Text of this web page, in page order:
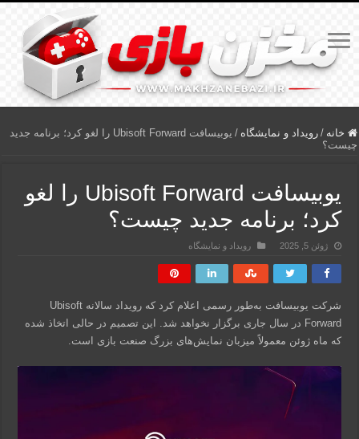
خانه / رویداد و نمایشگاه /
یوبیسافت Ubisoft Forward را لغو کرد؛ برنامه جدید
چیست؟
یوبیسافت Ubisoft Forward را لغو
کرد؛ برنامه جدید چیست؟
ژوئن 5, 2025 رویداد و نمایشگاه
شرکت یوبیسافت به‌طور رسمی اعلام کرد که رویداد سالانه Ubisoft
Forward در سال جاری برگزار نخواهد شد. این تصمیم در حالی اتخاذ شده
که ماه ژوئن معمولاً میزبان نمایش‌های بزرگ صنعت بازی است.